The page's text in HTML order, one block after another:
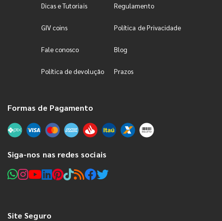
Dicas e Tutoriais Regulamento
GIV coins Política de Privacidade
Fale conosco Blog
Política de devolução Prazos
Formas de Pagamento
Siga-nos nas redes sociais
Site Seguro